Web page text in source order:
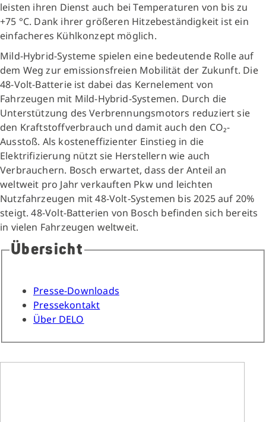
leisten ihren Dienst auch bei Temperaturen von bis zu
+75 °C. Dank ihrer größeren Hitzebeständigkeit ist ein
einfacheres Kühlkonzept möglich.
Mild-Hybrid-Systeme spielen eine bedeutende Rolle auf
dem Weg zur emissionsfreien Mobilität der Zukunft. Die
48-Volt-Batterie ist dabei das Kernelement von
Fahrzeugen mit Mild-Hybrid-Systemen. Durch die
Unterstützung des Verbrennungsmotors reduziert sie
den Kraftstoffverbrauch und damit auch den CO₂-
Ausstoß. Als kosteneffizienter Einstieg in die
Elektrifizierung nützt sie Herstellern wie auch
Verbrauchern. Bosch erwartet, dass der Anteil an
weltweit pro Jahr verkauften Pkw und leichten
Nutzfahrzeugen mit 48-Volt-Systemen bis 2025 auf 20%
steigt. 48-Volt-Batterien von Bosch befinden sich bereits
in vielen Fahrzeugen weltweit.
Übersicht
Presse-Downloads
Pressekontakt
Über DELO